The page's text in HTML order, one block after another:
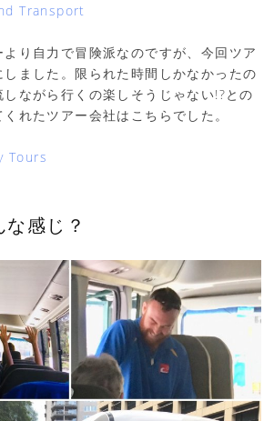
Transport
り自力で冒険派なのですが、今回ツア
ました。限られた時間しかなかったの
ながら行くの楽しそうじゃない!?との
れたツアー会社はこちらでした。
Tours
感じ？